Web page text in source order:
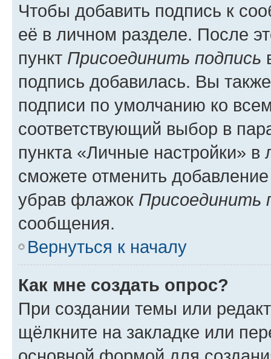
Чтобы добавить подпись к
её в личном разделе. После
пункт Присоединить подпись
подпись добавилась. Вы
подписи по умолчанию ко
соответствующий выбор в
пункта «Личные настройки»
сможете отменить
убрав флажок Присоединить
сообщения.
Вернуться к началу
Как мне создать опрос?
При создании темы или
щёлкните на закладке или